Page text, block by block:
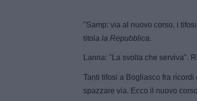
"Samp: via al nuovo corso, i
titola la Repubblica.
Lanna: "La svolta che serviva".
Tanti tifosi a Bogliasco fra
spazzare via. Ecco il nuovo